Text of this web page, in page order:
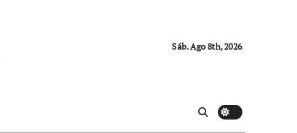
Sáb. Ago 8th, 2026